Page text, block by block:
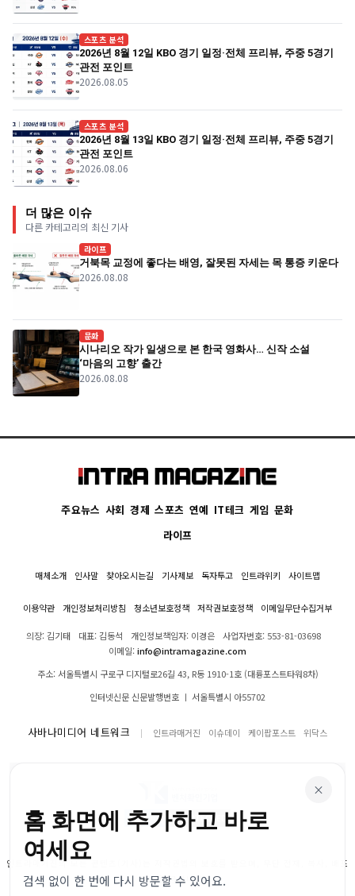
스포츠 분석
2026년 8월 12일 KBO 경기 일정·전체 프리뷰, 주중 5경기
관전 포인트
2026.08.05
스포츠 분석
2026년 8월 13일 KBO 경기 일정·전체 프리뷰, 주중 5경기
관전 포인트
2026.08.06
더 많은 이슈
다른 카테고리의 최신 기사
라이프
거북목 교정에 좋다는 배영, 잘못된 자세는 목 통증 키운다
2026.08.08
문화
시나리오 작가 일생으로 본 한국 영화사… 신작 소설
‘마음의 고향’ 출간
2026.08.08
주요뉴스 사회 경제 스포츠 연예 IT테크 게임 문화
라이프
매체소개 인사말 찾아오시는길 기사제보 독자투고 인트라위키 사이트맵
이용약관 개인정보처리방침 청소년보호정책 저작권보호정책 이메일무단수집거부
의장: 김기태 대표: 김동석 개인정보책임자: 이경은
사업자번호: 553-81-03698
이메일:info@intramagazine.com
주소: 서울특별시 구로구 디지털로26길 43, R동 1910-1호 (대륭포스트타워8차)
인터넷신문 신문발행번호 ㅣ 서울특별시 아55702
사바나미디어 네트워크 인트라매거진 이슈데이 케이팝포스트 위닥스
인트라매거진의 모든 콘텐츠(기사)는 저작권법의 보호를 받으며, 무단 전재, 복사, 배포
등을 금합니다.
×
홈 화면에 추가하고 바로
여세요
검색 없이 한 번에 다시 방문할 수 있어요.